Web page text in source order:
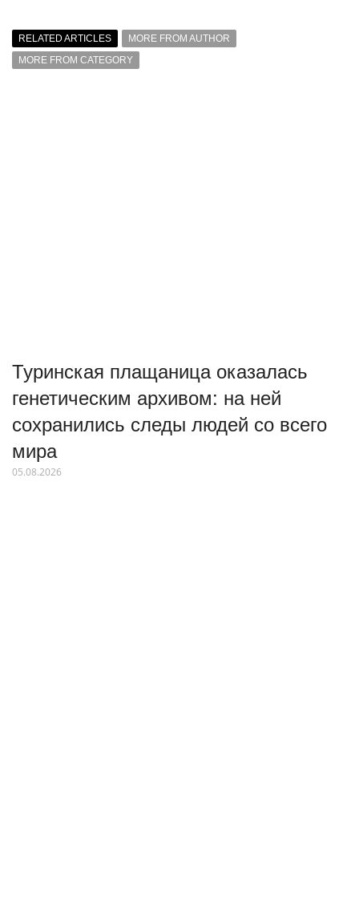
RELATED ARTICLES
MORE FROM AUTHOR
MORE FROM CATEGORY
Туринская плащаница оказалась
генетическим архивом: на ней
сохранились следы людей со всего
мира
05.08.2026